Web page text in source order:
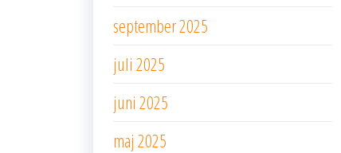
september 2025
juli 2025
juni 2025
maj 2025